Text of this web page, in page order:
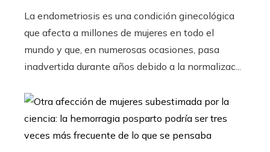
La endometriosis es una condición ginecológica
que afecta a millones de mujeres en todo el
mundo y que, en numerosas ocasiones, pasa
inadvertida durante años debido a la normalizac...